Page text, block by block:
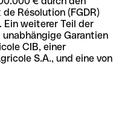
Résolution (FGDR)
Ein weiterer Teil der
Garantien
CIB, einer
S.A., und eine von